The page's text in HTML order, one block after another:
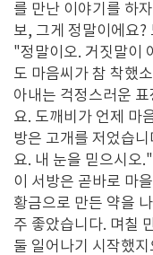
를 만난 이야기를 하
보, 그게 정말이에요
"정말이오. 거짓말이
도 마음씨가 참 착했
아내는 걱정스러운
요. 도깨비가 언제 마
방은 고개를 저었습
요. 내 눈을 믿으시오."
이 서방은 곧바로 마
황금으로 만든 약을
주 좋았습니다. 며칠
둘 일어나기 시작했